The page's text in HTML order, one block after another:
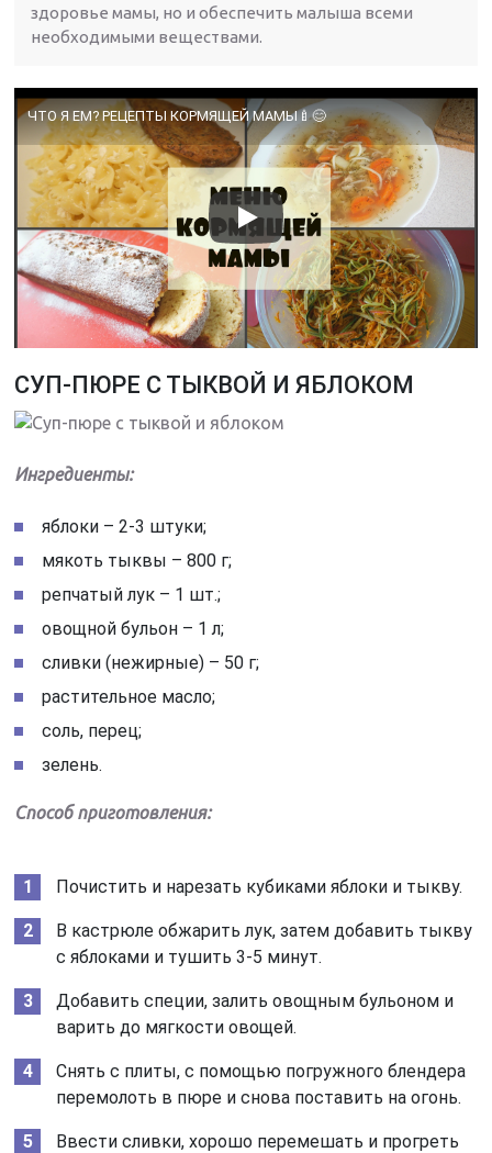
здоровье мамы, но и обеспечить малыша всеми
необходимыми веществами.
ЧТО Я ЕМ? РЕЦЕПТЫ КОРМЯЩЕЙ МАМЫ🍼😊
СУП-ПЮРЕ С ТЫКВОЙ И ЯБЛОКОМ
Ингредиенты:
яблоки – 2-3 штуки;
мякоть тыквы – 800 г;
репчатый лук – 1 шт.;
овощной бульон – 1 л;
сливки (нежирные) – 50 г;
растительное масло;
соль, перец;
зелень.
Способ приготовления:
Почистить и нарезать кубиками яблоки и тыкву.
В кастрюле обжарить лук, затем добавить тыкву
с яблоками и тушить 3-5 минут.
Добавить специи, залить овощным бульоном и
варить до мягкости овощей.
Снять с плиты, с помощью погружного блендера
перемолоть в пюре и снова поставить на огонь.
Ввести сливки, хорошо перемешать и прогреть